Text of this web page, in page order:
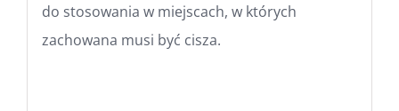
do stosowania w miejscach, w których
zachowana musi być cisza.